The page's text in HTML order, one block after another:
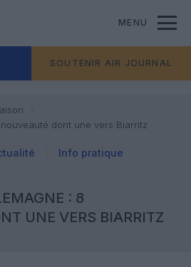
MENU
SOUTENIR AIR JOURNAL
dont une vers Biarritz
Info pratique
: 8
UNE VERS BIARRITZ